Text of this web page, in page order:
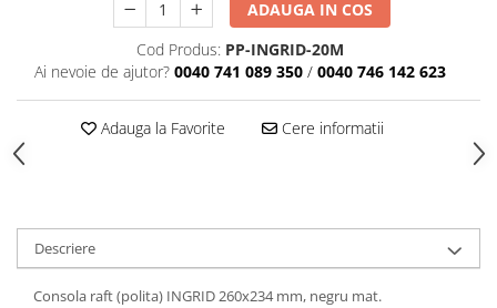
ADAUGA IN COS
Cod Produs: PP-INGRID-20M
Ai nevoie de ajutor? 0040 741 089 350 / 0040 746 142 623
Adauga la Favorite Cere informatii
Descriere
Consola raft (polita) INGRID 260x234 mm, negru mat.